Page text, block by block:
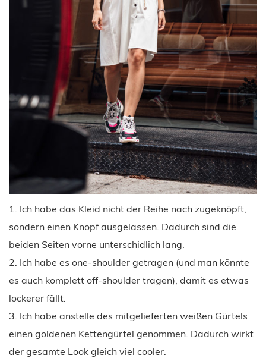
1. Ich habe das Kleid nicht der Reihe nach zugeknöpft,
sondern einen Knopf ausgelassen. Dadurch sind die
beiden Seiten vorne unterschidlich lang.
2. Ich habe es one-shoulder getragen (und man könnte
es auch komplett off-shoulder tragen), damit es etwas
lockerer fällt.
3. Ich habe anstelle des mitgelieferten weißen Gürtels
einen goldenen Kettengürtel genommen. Dadurch wirkt
der gesamte Look gleich viel cooler.